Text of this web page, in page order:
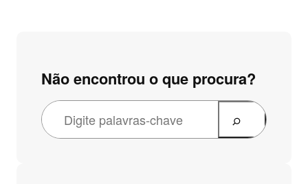
Não encontrou o que procura?